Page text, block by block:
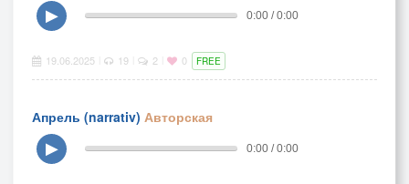
▶
0:00 / 0:00
19.06.2025 19 2 0 FREE
Апрель (narrativ) Авторская
▶
0:00 / 0:00